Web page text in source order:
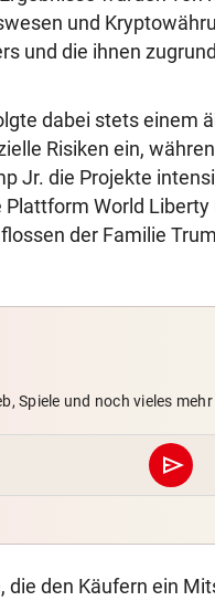
und
und die ihnen
dabei stets einem
Risiken ein,
Jr. die Projekte
World
der Familie
Spiele und noch vieles mehr
send
die den Käufern ein